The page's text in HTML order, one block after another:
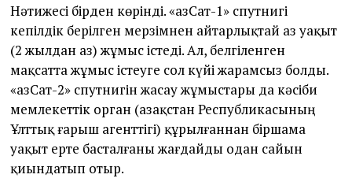
Нәтижесі бірден көрінді. «ҚазСат-1» спутнигі
кепілдік берілген мерзімнен айтарлықтай аз уақыт
(2 жылдан аз) жұмыс істеді. Ал, белгіленген
мақсатта жұмыс істеуге сол күйі жарамсыз болды.
«ҚазСат-2» спутнигін жасау жұмыстары да кәсіби
мемлекеттік орган (Қазақстан Республикасының
Ұлттық ғарыш агенттігі) құрылғаннан біршама
уақыт ерте басталғаны жағдайды одан сайын
қиындатып отыр.